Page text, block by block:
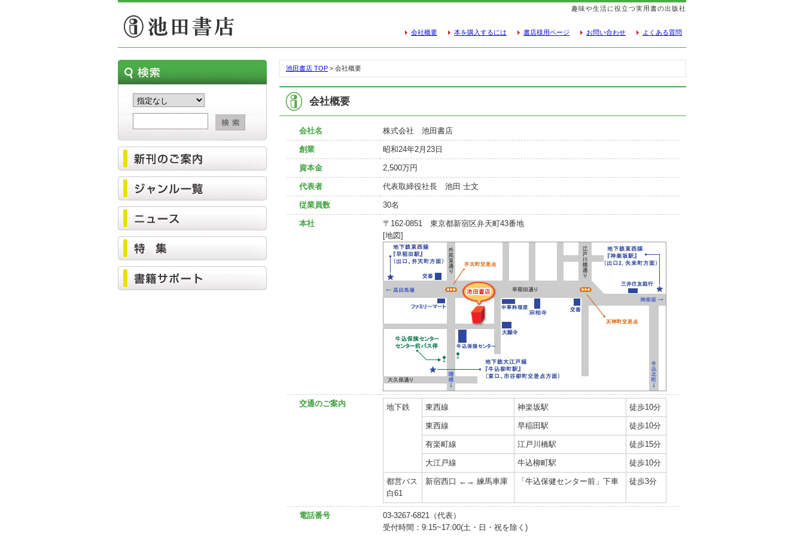
趣味や生活に役立つ実用書の出版社
会社概要 本を購入するには 書店様用ページ お問い合わせ よくある質問
池田書店 TOP > 会社概要
会社概要
会社名 株式会社 池田書店
創業 昭和24年2月23日
資本金 2,500万円
代表者 代表取締役社長 池田 士文
従業員数 30名
本社
〒162-0851 東京都新宿区弁天町43番地
[地図]
交通のご案内 地下鉄 東西線 神楽坂駅 徒歩10分
東西線 早稲田駅 徒歩10分
有楽町線 江戸川橋駅 徒歩15分
大江戸線 牛込柳町駅 徒歩10分
都営バス
白61
新宿西口 ←→ 練馬車庫 「牛込保健センター前」下車 徒歩3分
電話番号
03-3267-6821（代表）
受付時間：9:15~17:00(土・日・祝を除く)